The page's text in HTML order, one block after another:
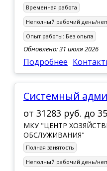
Временная работа
Неполный рабочий день/
Опыт работы: Без опыта
Обновлено: 31 июля 2026
Подробнее
Системный
от 31283 руб. до
МКУ "ЦЕНТР
ОБСЛУЖИВАНИЯ"
Полная занятость
Неполный рабочий день/